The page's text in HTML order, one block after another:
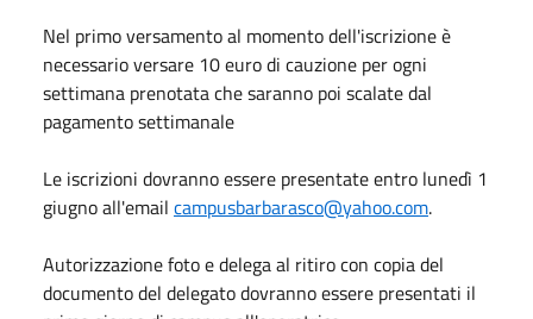
Nel primo versamento al momento dell'iscrizione è
necessario versare 10 euro di cauzione per ogni
settimana prenotata che saranno poi scalate dal
pagamento settimanale
Le iscrizioni dovranno essere presentate entro lunedì 1
giugno all'email campusbarbarasco@yahoo.com.
Autorizzazione foto e delega al ritiro con copia del
documento del delegato dovranno essere presentati il